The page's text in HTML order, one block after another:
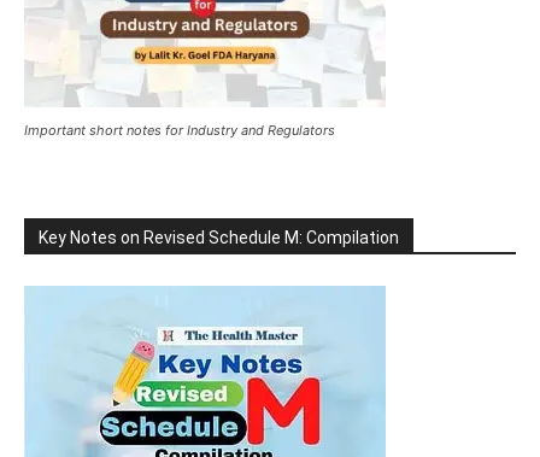
Important short notes for Industry and Regulators
Key Notes on Revised Schedule M: Compilation